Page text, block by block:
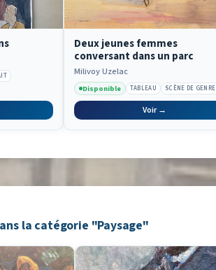
Deux jeunes femmes
conversant dans un parc
Milivoy Uzelac
Disponible TABLEAU SCÈNE DE GENRE
Voir →
la catégorie "Paysage"